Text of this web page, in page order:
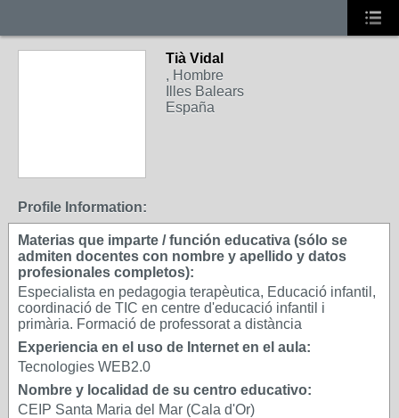
Tià Vidal
, Hombre
Illes Balears
España
Profile Information:
Materias que imparte / función educativa (sólo se
admiten docentes con nombre y apellido y datos
profesionales completos):
Especialista en pedagogia terapèutica, Educació infantil,
coordinació de TIC en centre d'educació infantil i
primària. Formació de professorat a distància
Experiencia en el uso de Internet en el aula:
Tecnologies WEB2.0
Nombre y localidad de su centro educativo:
CEIP Santa Maria del Mar (Cala d'Or)